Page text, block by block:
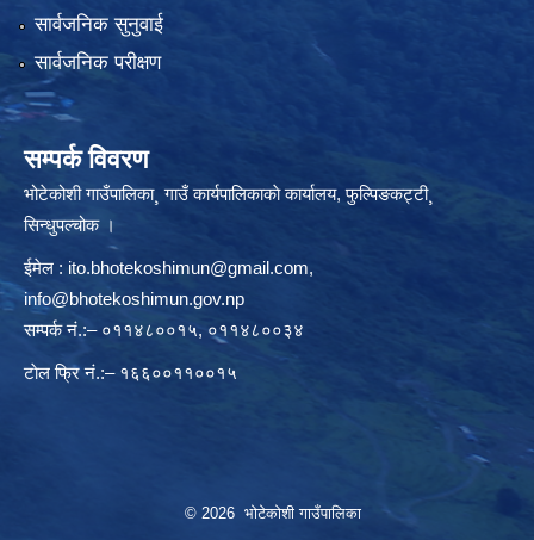
सार्वजनिक सुनुवाई
सार्वजनिक परीक्षण
सम्पर्क विवरण
भोटेकोशी गाउँपालिका¸ गाउँ कार्यपालिकाकाे कार्यालय, फुल्पिङकट्टी¸
सिन्धुपल्चोक ।
ईमेल : ito.bhotekoshimun@gmail.com,
info@bhotekoshimun.gov.np
सम्पर्क नं.:– ०११४८००१५, ०११४८००३४
टाेल फ्रि नं.:– १६६००११००१५
© 2026 भोटेकोशी गाउँपालिका